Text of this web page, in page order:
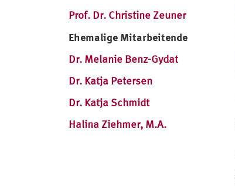
Prof. Dr. Christine Zeuner
Ehemalige Mitarbeitende
Dr. Melanie Benz-Gydat
Dr. Katja Petersen
Dr. Katja Schmidt
Halina Ziehmer, M.A.